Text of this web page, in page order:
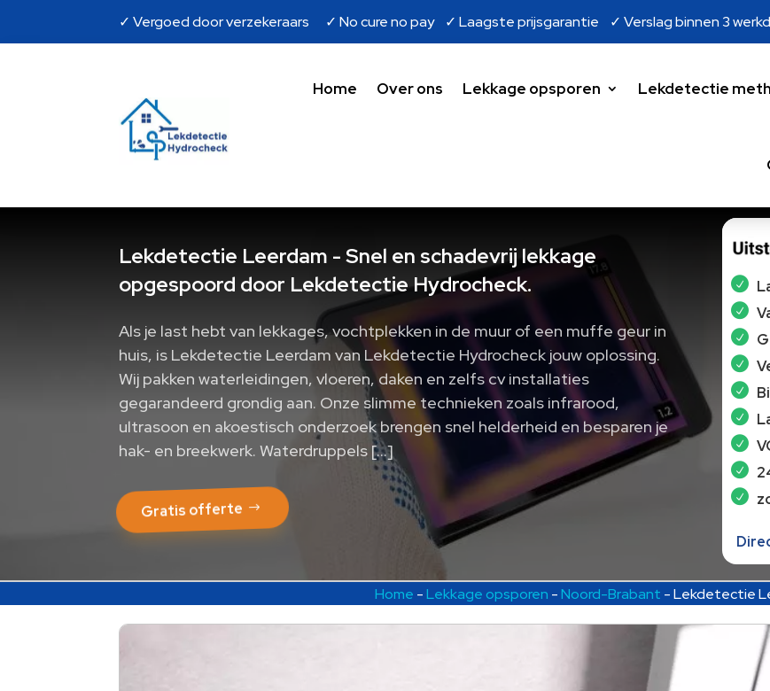
✓ Vergoed door verzekeraars ✓ No cure no pay ✓ Laagste prijsgarantie ✓ Verslag binnen 3
Home Over ons Lekkage opsporen Lekdetectie
Lekdetectie Leerdam - Snel en schadevrij lekkage
opgespoord door Lekdetectie Hydrocheck.
Als je last hebt van lekkages, vochtplekken in de muur of een muffe geur in
huis, is Lekdetectie Leerdam van Lekdetectie Hydrocheck jouw oplossing.​
Wij pakken waterleidingen, vloeren, daken en zelfs cv installaties
gegarandeerd grondig aan.​ Onze slimme technieken zoals infrarood,
ultrasoon en akoestisch onderzoek brengen snel helderheid en besparen je
hak- en breekwerk.​ Waterdruppels […]
Gratis offerte
Home -Lekkage opsporen -Noord-Brabant -Lekdetectie